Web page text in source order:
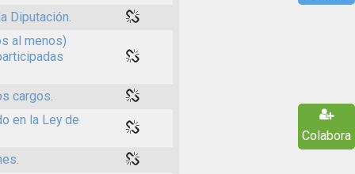
Diputación.
al menos)
cargos.
en la Ley de
Colabora